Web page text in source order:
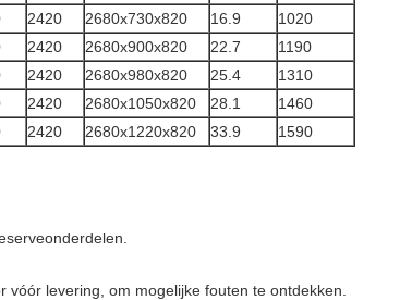
2420 2680x730x820 16.9
1020
2420 2680x900x820 22.7
1190
2420 2680x980x820 25.4
1310
2420 2680x1050x820 28.1
1460
2420 2680x1220x820 33.9 1590
levering, om mogelijke fouten te ontdekken.